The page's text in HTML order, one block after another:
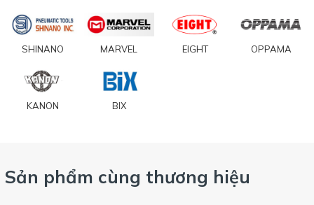
SHINANO MARVEL EIGHT OPPAMA
KANON BIX
Sản phẩm cùng thương hiệu